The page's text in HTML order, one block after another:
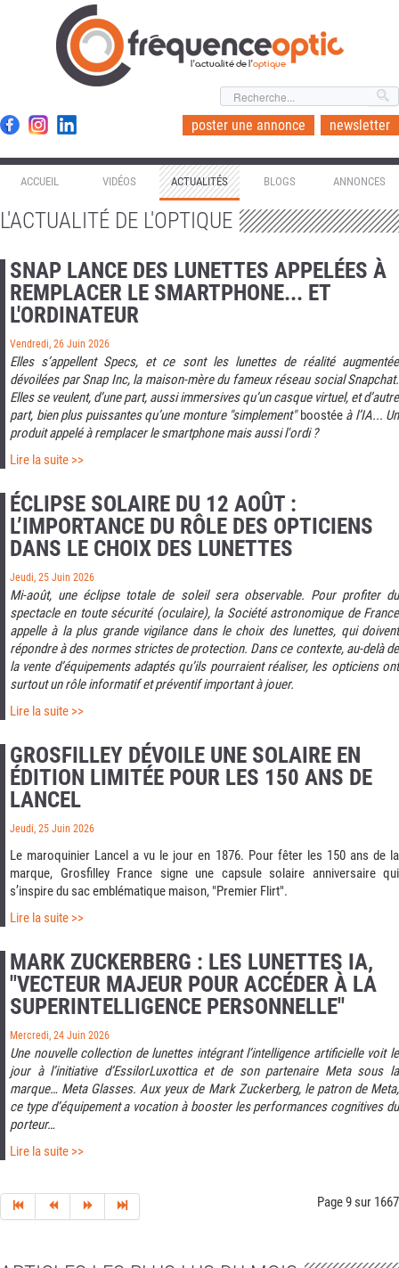
l'actualité de l'optique
poster une annonce newsletter
ACCUEIL VIDÉOS ACTUALITÉS BLOGS ANNONCES
L'ACTUALITÉ DE L'OPTIQUE
SNAP LANCE DES LUNETTES APPELÉES À
REMPLACER LE SMARTPHONE... ET
L'ORDINATEUR
Vendredi, 26 Juin 2026
Elles s’appellent Specs, et ce sont les lunettes de réalité augmentée
dévoilées par Snap Inc, la maison-mère du fameux réseau social Snapchat.
Elles se veulent, d’une part, aussi immersives qu’un casque virtuel, et d’autre
part, bien plus puissantes qu’une monture "simplement"boostéeà l’IA... Un
produit appelé à remplacer le smartphone mais aussi l'ordi ?
Lire la suite >>
ÉCLIPSE SOLAIRE DU 12 AOÛT :
L’IMPORTANCE DU RÔLE DES OPTICIENS
DANS LE CHOIX DES LUNETTES
Jeudi, 25 Juin 2026
Mi-août, une éclipse totale de soleil sera observable. Pour profiter du
spectacle en toute sécurité (oculaire), la Société astronomique de France
appelle à la plus grande vigilance dans le choix des lunettes, qui doivent
répondre à des normes strictes de protection. Dans ce contexte, au-delà de
la vente d’équipements adaptés qu’ils pourraient réaliser, les opticiens ont
surtout un rôle informatif et préventif important à jouer.
Lire la suite >>
GROSFILLEY DÉVOILE UNE SOLAIRE EN
ÉDITION LIMITÉE POUR LES 150 ANS DE
LANCEL
Jeudi, 25 Juin 2026
Le maroquinier Lancel a vu le jour en 1876. Pour fêter les 150 ans de la
marque, Grosfilley France signe une capsule solaire anniversaire qui
s’inspire du sac emblématique maison, "Premier Flirt".
Lire la suite >>
MARK ZUCKERBERG : LES LUNETTES IA,
"VECTEUR MAJEUR POUR ACCÉDER À LA
SUPERINTELLIGENCE PERSONNELLE"
Mercredi, 24 Juin 2026
Une nouvelle collection de lunettes intégrant l’intelligence artificielle voit le
jour à l’initiative d’EssilorLuxottica et de son partenaire Meta sous la
marque… Meta Glasses. Aux yeux de Mark Zuckerberg, le patron de Meta,
ce type d’équipement a vocation à booster les performances cognitives du
porteur…
Lire la suite >>
Page 9 sur 1667